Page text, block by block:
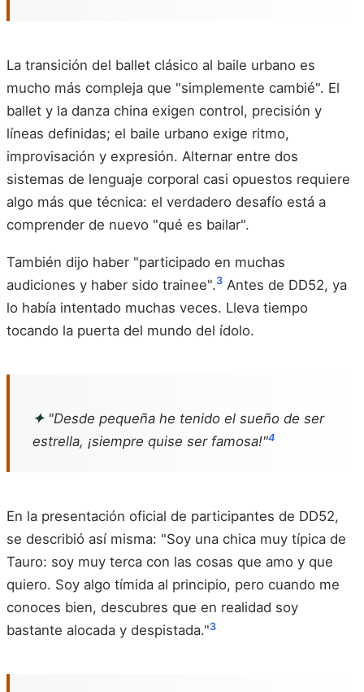
La transición del ballet clásico al baile urbano es
mucho más compleja que "simplemente cambié". El
ballet y la danza china exigen control, precisión y
líneas definidas; el baile urbano exige ritmo,
improvisación y expresión. Alternar entre dos
sistemas de lenguaje corporal casi opuestos requiere
algo más que técnica: el verdadero desafío está a
comprender de nuevo "qué es bailar".
También dijo haber "participado en muchas
audiciones y haber sido trainee".3 Antes de DD52, ya
lo había intentado muchas veces. Lleva tiempo
tocando la puerta del mundo del ídolo.
✦"Desde pequeña he tenido el sueño de ser
estrella, ¡siempre quise ser famosa!"4
En la presentación oficial de participantes de DD52,
se describió así misma: "Soy una chica muy típica de
Tauro: soy muy terca con las cosas que amo y que
quiero. Soy algo tímida al principio, pero cuando me
conoces bien, descubres que en realidad soy
bastante alocada y despistada."3